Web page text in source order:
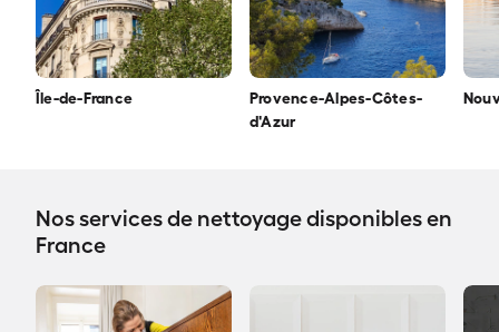
Île-de-France
Provence-Alpes-Côtes-
d'Azur
Nos services de nettoyage disponibles en
France